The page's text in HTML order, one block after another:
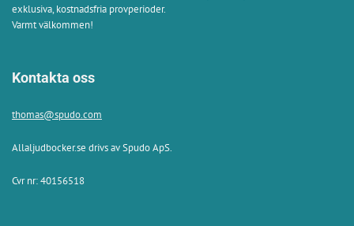
exklusiva, kostnadsfria provperioder.
Varmt välkommen!
Kontakta oss
thomas@spudo.com
Allaljudbocker.se drivs av Spudo ApS.
Cvr nr: 40156518